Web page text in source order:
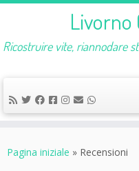
Livorno
Ricostruire vite, riannodare
Pagina iniziale » Recensioni